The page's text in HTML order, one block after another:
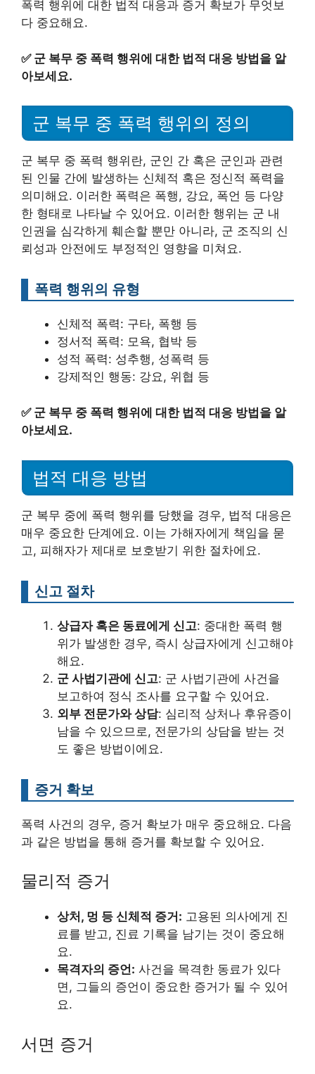
폭력 행위에 대한 법적 대응과 증거 확보가 무엇보
다 중요해요.
✅ 군 복무 중 폭력 행위에 대한 법적 대응 방법을 알
아보세요.
군 복무 중 폭력 행위의 정의
군 복무 중 폭력 행위란, 군인 간 혹은 군인과 관련
된 인물 간에 발생하는 신체적 혹은 정신적 폭력을
의미해요. 이러한 폭력은 폭행, 강요, 폭언 등 다양
한 형태로 나타날 수 있어요. 이러한 행위는 군 내
인권을 심각하게 훼손할 뿐만 아니라, 군 조직의 신
뢰성과 안전에도 부정적인 영향을 미쳐요.
폭력 행위의 유형
신체적 폭력: 구타, 폭행 등
정서적 폭력: 모욕, 협박 등
성적 폭력: 성추행, 성폭력 등
강제적인 행동: 강요, 위협 등
✅ 군 복무 중 폭력 행위에 대한 법적 대응 방법을 알
아보세요.
법적 대응 방법
군 복무 중에 폭력 행위를 당했을 경우, 법적 대응은
매우 중요한 단계에요. 이는 가해자에게 책임을 묻
고, 피해자가 제대로 보호받기 위한 절차에요.
신고 절차
상급자 혹은 동료에게 신고: 중대한 폭력 행
위가 발생한 경우, 즉시 상급자에게 신고해야
해요.
군 사법기관에 신고: 군 사법기관에 사건을
보고하여 정식 조사를 요구할 수 있어요.
외부 전문가와 상담: 심리적 상처나 후유증이
남을 수 있으므로, 전문가의 상담을 받는 것
도 좋은 방법이에요.
증거 확보
폭력 사건의 경우, 증거 확보가 매우 중요해요. 다음
과 같은 방법을 통해 증거를 확보할 수 있어요.
물리적 증거
상처, 멍 등 신체적 증거: 고용된 의사에게 진
료를 받고, 진료 기록을 남기는 것이 중요해
요.
목격자의 증언: 사건을 목격한 동료가 있다
면, 그들의 증언이 중요한 증거가 될 수 있어
요.
서면 증거